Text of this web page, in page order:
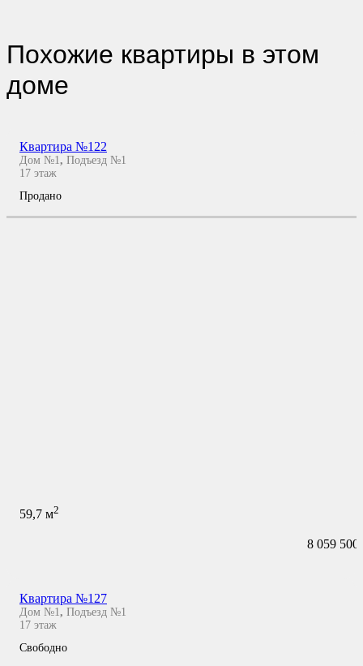
Похожие квартиры в этом
доме
Квартира №122
Дом №1, Подъезд №1
17 этаж
Продано
59,7 м2
8 059 500
Квартира №127
Дом №1 , Подъезд №1
17 этаж
Свободно